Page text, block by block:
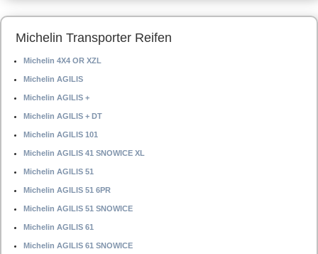
Michelin Transporter Reifen
Michelin 4X4 OR XZL
Michelin AGILIS
Michelin AGILIS +
Michelin AGILIS + DT
Michelin AGILIS 101
Michelin AGILIS 41 SNOWICE XL
Michelin AGILIS 51
Michelin AGILIS 51 6PR
Michelin AGILIS 51 SNOWICE
Michelin AGILIS 61
Michelin AGILIS 61 SNOWICE